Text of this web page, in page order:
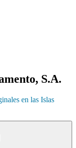
S.A.
en las Islas